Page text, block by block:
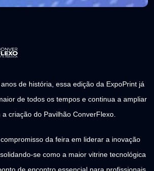
de história, essa edição da ExpoPrint já
de todos os tempos e continua a ampliar
criação do Pavilhão ConverFlexo.
da feira em liderar a inovação
se como a maior vitrine tecnológica
de encontro essencial para profissionais